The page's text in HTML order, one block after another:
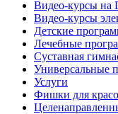
Видео-курсы на
Видео-курсы
Детские
Лечебные
Суставная
Универсальные
Услуги
Фишки для